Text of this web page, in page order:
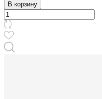
В корзину